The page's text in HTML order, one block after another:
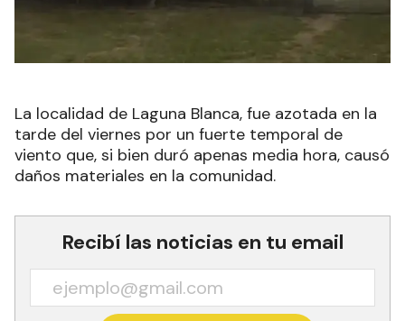
La localidad de Laguna Blanca, fue azotada en la
tarde del viernes por un fuerte temporal de
viento que, si bien duró apenas media hora, causó
daños materiales en la comunidad.
Recibí las noticias en tu email